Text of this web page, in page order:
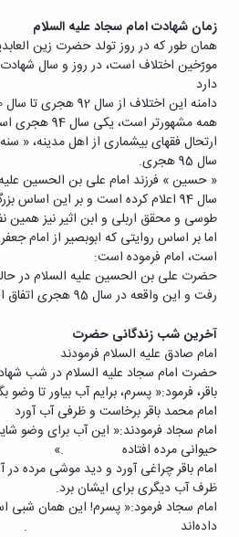
زمان شهادت امام سجاد علیه السلام
همان طور که در روز تولد حضرت زین
مورّخین اختلاف است، در روز و سال شهادت
همه مشهورتر
ارتحال فقهای بیشماری از اهل مدینه، «
سال 95 هجری.
« حسین » فرزند امام علی بن الحسین
سال 94 اعلام کرده است و بر این
طوسی و محقق اربلی و ابن اثیر نیز همین
اما بر اساس روایتی که ابوبصیر از امام
است، امام فرموده است:
رفت و این واقعه در سال 95 هجری اتفاق افتاد.
آخرین شب زندگانی حضرت
امام صادق علیه
حضرت امام سجاد علیه السلام در شب
باقر، فرمود:« پسرم، برایم آب بیاور تا وضو
امام محمد باقر برخاست و
امام سجاد فرمودند:« این آب برای وضو
حیوانی مرده افتاده .»
امام باقر چراغی آورد و دید موشی مرده در
ظرف آب دیگری برای ایشان برد.
امام سجاد فرمود:« پسرم! این همان شبی
داده‌اند .